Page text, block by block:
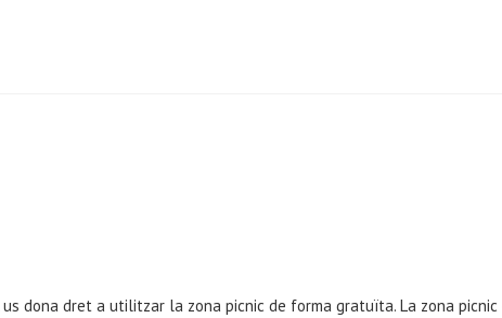
us dona dret a utilitzar la zona picnic de forma gratuïta. La zona